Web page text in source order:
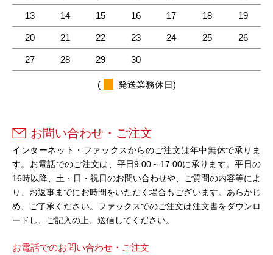
13 14 15 16 17 18 19
20 21 22 23 24 25 26
27 28 29 30
( 発送業務休日)
お問い合わせ・ご注文
インターネット・ファックスからのご注文は年中無休で承りま
す。お電話でのご注文は、平日9:00～17:00に承ります。平日の
16時以降、土・日・祝日のお問い合わせや、ご質問の内容等によ
り、お返事までにお時間をいただく場合もございます。あらかじ
め、ご了承ください。ファックスでのご注文は注文書をダウンロ
ードし、ご記入の上、送信してください。
お電話でのお問い合わせ・ご注文